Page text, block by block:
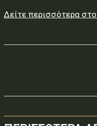
Δείτε περισσότερα